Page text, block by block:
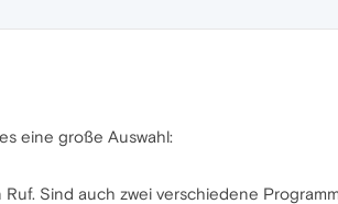
eine große Auswahl:
Sind auch zwei verschiedene